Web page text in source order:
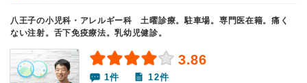
八王子の小児科・アレルギー科 土曜診療。駐車場。専門医在籍。痛く
ない注射。舌下免疫療法。乳幼児健診。
3.86
1件 12件